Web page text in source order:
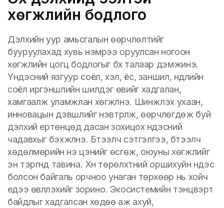
хөгжлийн бодлого
Дэлхийн уур амьсгалын өөрчлөлтийг
бууруулахад хувь нэмрээ оруулсан ногоон
хөгжлийн цогц бодлогыг бүх талаар дэмжинэ.
Үндэсний язгуур соёл, хэл, ёс, заншил, нүүдлийн
соёл иргэншлийн шилдэг өвийг хадгалан,
хамгаалж уламжлан хөгжүүлнэ. Шинжлэх ухаан,
инновацын дэвшлийг нэвтрүүлж, өөрчлөгдөж буй
дэлхий ертөнцөд дасан зохицох үндэсний
чадавхыг бэхжүүлнэ. Бүтээлч сэтгэлгээ, бүтээлч
хөдөлмөрийн үнэ цэнийг өсгөж, оюуны хөгжлийг
эн тэргүүнд тавина. Хүн төрөлхтний оршихуйн үндэс
болсон байгаль орчноо унаган төрхөөр нь хойч
үедээ өвлүүлэхийг зорино. Экосистемийн тэнцвэрт
байдлыг хадгалсан хөдөө аж ахуй,